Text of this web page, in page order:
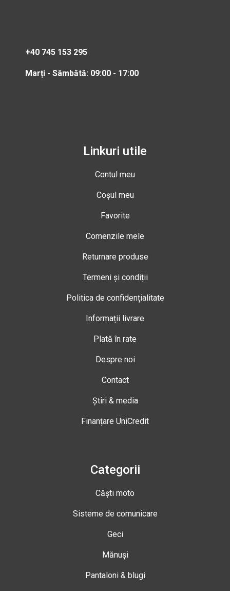
+40 745 153 295
Marți - Sâmbătă: 09:00 - 17:00
Linkuri utile
Contul meu
Coșul meu
Favorite
Comenzile mele
Returnare produse
Termeni și condiții
Politica de confidențialitate
Informații livrare
Plată în rate
Despre noi
Contact
Știri & media
Finanțare UniCredit
Categorii
Căști moto
Sisteme de comunicare
Geci
Mănuși
Pantaloni & blugi